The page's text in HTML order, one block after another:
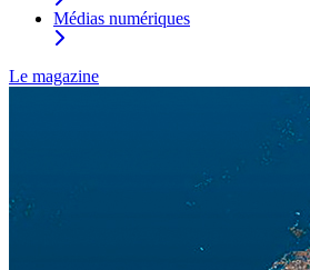
Médias numériques
Le magazine